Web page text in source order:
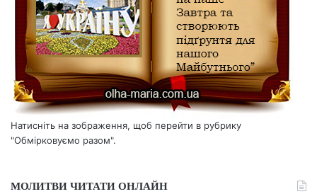
Натисніть на зображення, щоб перейти в рубрику
"Обмірковуємо разом".
МОЛИТВИ ЧИТАТИ ОНЛАЙН